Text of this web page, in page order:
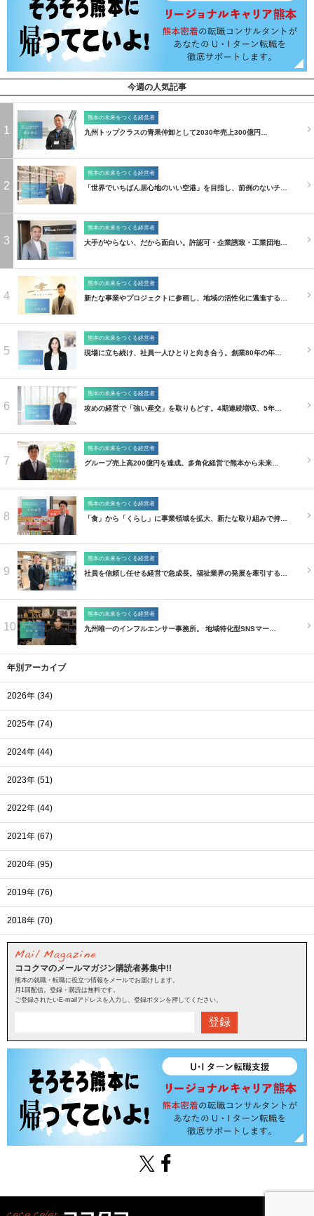
今週の人気記事
1
熊本の未来をつくる経営者
九州トップクラスの青果仲卸として2030年売上300億円…
2
熊本の未来をつくる経営者
「世界でいちばん居心地のいい空港」を目指し、前例のないチ…
3
熊本の未来をつくる経営者
大手がやらない、だから面白い。許認可・企業誘致・工業団地…
4
熊本の未来をつくる経営者
新たな事業やプロジェクトに参画し、地域の活性化に邁進する…
5
熊本の未来をつくる経営者
現場に立ち続け、社員一人ひとりと向き合う。創業80年の年…
6
熊本の未来をつくる経営者
攻めの経営で「強い産交」を取りもどす。4期連続増収、5年…
7
熊本の未来をつくる経営者
グループ売上高200億円を達成。多角化経営で熊本から未来…
8
熊本の未来をつくる経営者
「食」から「くらし」に事業領域を拡大、新たな取り組みで持…
9
熊本の未来をつくる経営者
社員を信頼し任せる経営で急成長。福祉業界の発展を牽引する…
10
熊本の未来をつくる経営者
九州唯一のインフルエンサー事務所。 地域特化型SNSマー…
年別アーカイブ
2026年 (34)
2025年 (74)
2024年 (44)
2023年 (51)
2022年 (44)
2021年 (67)
2020年 (95)
2019年 (76)
2018年 (70)
ココクマのメールマガジン購読者募集中!!
熊本の就職・転職に役立つ情報をメールでお届けします。
月1回配信。登録・購読は無料です。
ご登録されたいE-mailアドレスを入力し、登録ボタンを押してください。
登録